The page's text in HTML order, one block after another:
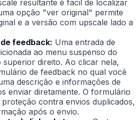
resultante é fácil de localizar
opção "ver original" permite
e a versão com upscale lado a
feedback: Uma entrada de
ao menu suspenso do
direito. Ao clicar nela,
de feedback no qual você
descrição e informações de
enviar diretamente. O formulário
proteção contra envios duplicados,
após o envio.